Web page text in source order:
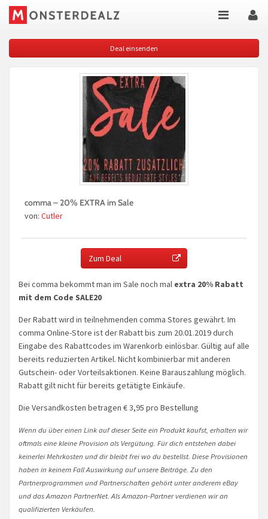
Deal einsenden
comma – 20% EXTRA im Sale
von: Cutler
Zum Deal
Bei comma bekommt man im Sale noch mal extra 20% Rabatt
mit dem Code SALE20
Der Rabatt wird in teilnehmenden comma Stores gewährt. Im
comma Online-Store ist der Rabatt bis zum 20.01.2019 durch
Eingabe des Rabattcodes im Warenkorb einlösbar. Gültig auf alle
bereits reduzierten Artikel. Nicht kombinierbar mit anderen
Gutschein- oder Vorteilsaktionen. Keine Barauszahlung möglich.
Rabatt gilt nicht für bereits getätigte Einkäufe.
Die Versandkosten betragen € 3,95 pro Bestellung
Wenn du über einen Link auf dieser Seite ein Produkt kaufst, erhalten wir
oftmals eine kleine Provision als Vergütung. Für dich entstehen dabei
keinerlei Mehrkosten und dir bleibt frei wo du bestellst. Diese Provisionen
haben in keinem Fall Auswirkung auf unsere Beiträge. Zu den
Partnerprogrammen und Partnerschaften gehört unter anderem eBay
und das Amazon PartnerNet. Als Amazon-Partner verdienen wir an
qualifizierten Verkäufen.